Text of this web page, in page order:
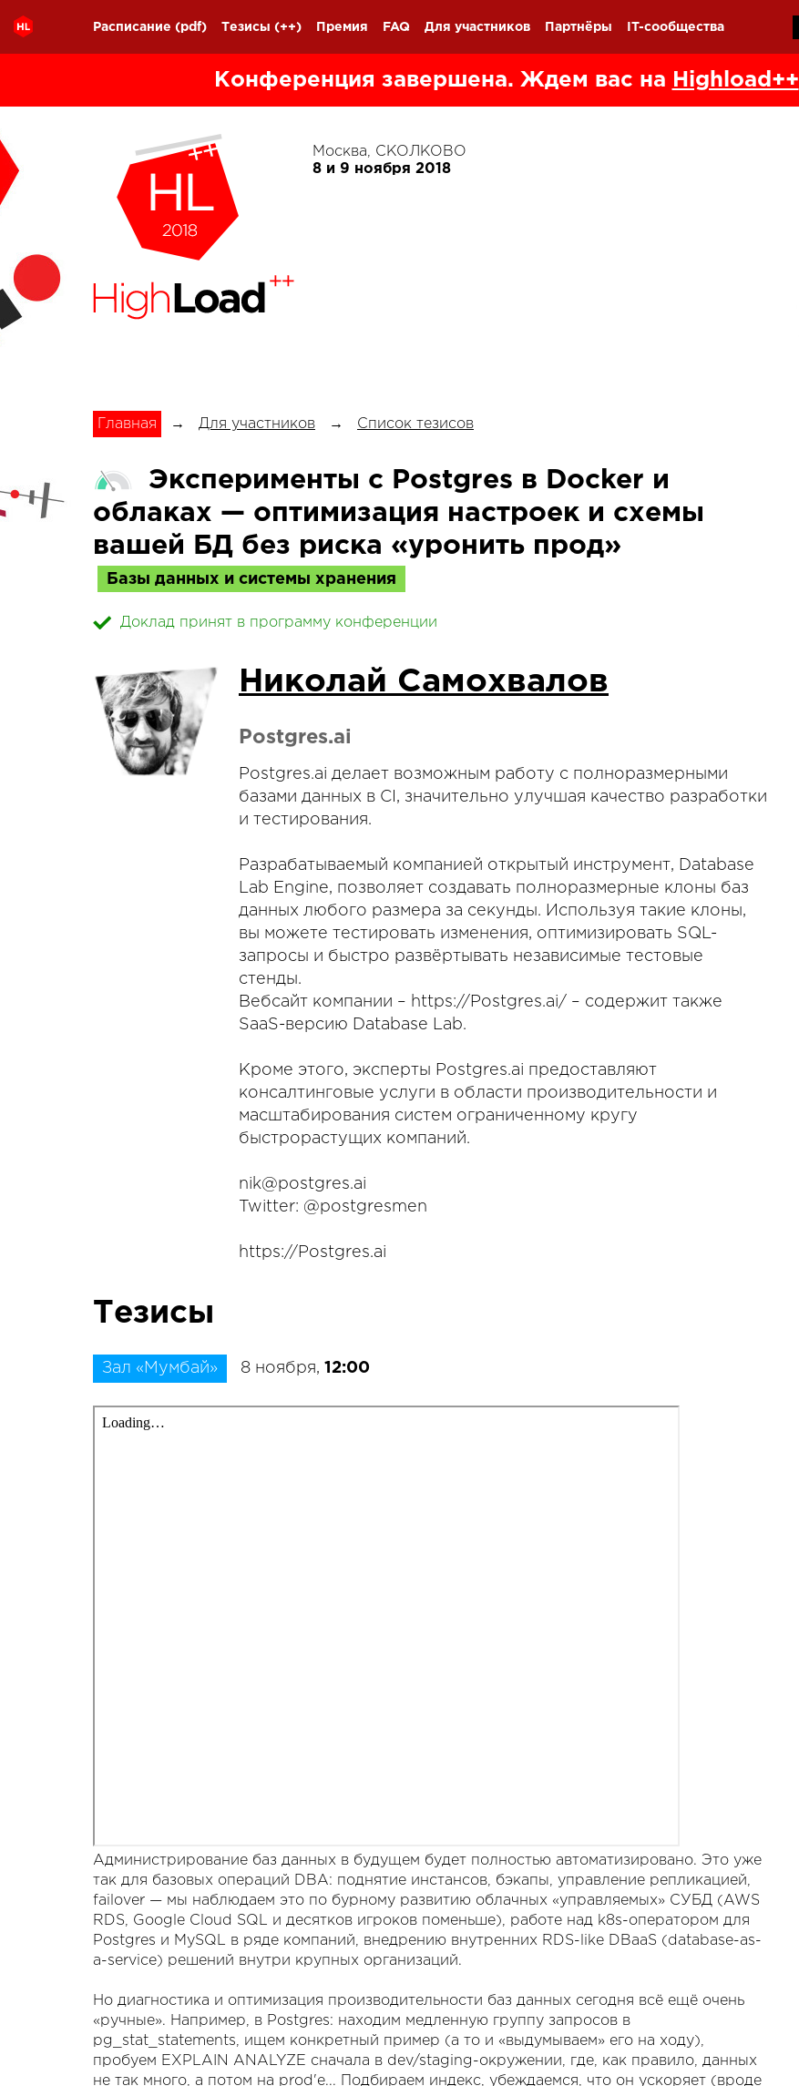
Расписание (pdf) Тезисы (++) Премия FAQ Для участников Партнёры IT-сообщества
Конференция завершена. Ждем вас на Highload++
Москва, СКОЛКОВО
8 и 9 ноября 2018
Главная → Для участников → Список тезисов
Эксперименты с Postgres в Docker и
облаках — оптимизация настроек и схемы
вашей БД без риска «уронить прод»
Базы данных и системы хранения
Доклад принят в программу конференции
Николай Самохвалов
Postgres.ai
Postgres.ai делает возможным работу с полноразмерными
базами данных в CI, значительно улучшая качество разработки
и тестирования.
Разрабатываемый компанией открытый инструмент, Database
Lab Engine, позволяет создавать полноразмерные клоны баз
данных любого размера за секунды. Используя такие клоны,
вы можете тестировать изменения, оптимизировать SQL-
запросы и быстро развёртывать независимые тестовые
стенды.
Вебсайт компании – https://Postgres.ai/ – содержит также
SaaS-версию Database Lab.
Кроме этого, эксперты Postgres.ai предоставляют
консалтинговые услуги в области производительности и
масштабирования систем ограниченному кругу
быстрорастущих компаний.
nik@postgres.ai
Twitter: @postgresmen
https://Postgres.ai
Тезисы
Зал «Мумбай» 8 ноября, 12:00
Администрирование баз данных в будущем будет полностью автоматизировано. Это уже
так для базовых операций DBA: поднятие инстансов, бэкапы, управление репликацией,
failover — мы наблюдаем это по бурному развитию облачных «управляемых» СУБД (AWS
RDS, Google Cloud SQL и десятков игроков поменьше), работе над k8s-оператором для
Postgres и MySQL в ряде компаний, внедрению внутренних RDS-like DBaaS (database-as-
a-service) решений внутри крупных организаций.
Но диагностика и оптимизация производительности баз данных сегодня всё ещё очень
«ручные». Например, в Postgres: находим медленную группу запросов в
pg_stat_statements, ищем конкретный пример (а то и «выдумываем» его на ходу),
пробуем EXPLAIN ANALYZE сначала в dev/staging-окружении, где, как правило, данных
не так много, а потом на prod'е... Подбираем индекс, убеждаемся, что он ускоряет (вроде